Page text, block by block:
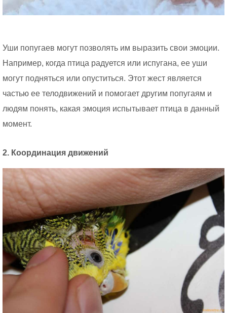
Уши попугаев могут позволять им выразить свои эмоции.
Например, когда птица радуется или испугана, ее уши
могут подняться или опуститься. Этот жест является
частью ее телодвижений и помогает другим попугаям и
людям понять, какая эмоция испытывает птица в данный
момент.
2. Координация движений